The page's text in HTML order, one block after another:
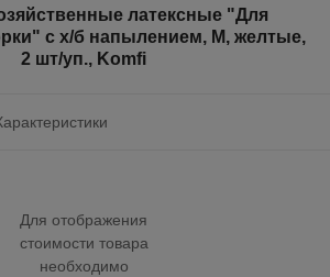
латексные "Для
с х/б напылением, M, желтые,
2 шт/уп., Komfi
Для отображения
стоимости товара
необходимо